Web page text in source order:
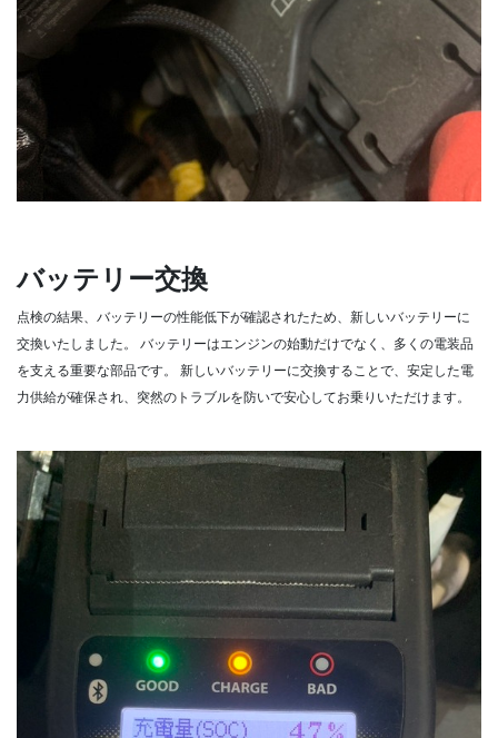
バッテリー交換
点検の結果、バッテリーの性能低下が確認されたため、新しいバッテリーに
交換いたしました。
バッテリーはエンジンの始動だけでなく、多くの電装品
を支える重要な部品です。
新しいバッテリーに交換することで、安定した電
力供給が確保され、突然のトラブルを防いで安心してお乗りいただけます。